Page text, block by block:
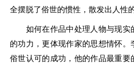
全摆脱了俗世的惯性，散发出人性
如何在作品中处理人物与现实
的功力，更体现作家的思想情怀。
俗世认可的成功，他的作品最重要